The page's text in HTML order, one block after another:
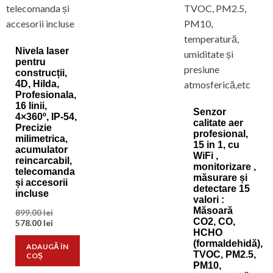
Nivela laser
pentru
construcții,
4D, Hilda,
Profesionala,
16 linii,
4×360º, IP-54,
Precizie
milimetrica,
acumulator
reincarcabil,
telecomanda
și accesorii
incluse
899.00leiPrețul
fost:
578.00 lei
este:
ADAUGĂ ÎN
COȘ
Senzor
calitate aer
profesional,
15 in 1, cu
WiFi ,
monitorizare ,
măsurare și
detectare 15
valori :
Măsoară
CO2, CO,
HCHO
(formaldehidă),
TVOC, PM2.5,
PM10,